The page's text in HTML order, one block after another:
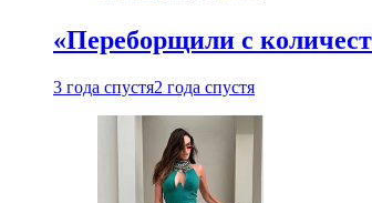
«Переборщили с
3 года спустя2 года спустя